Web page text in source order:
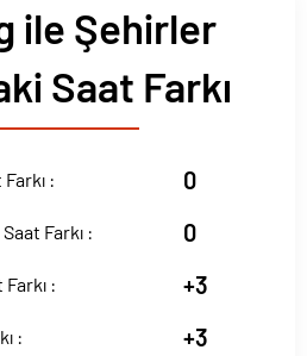
ile Şehirler
Saat Farkı
: 0
Farkı : 0
: +3
: +3